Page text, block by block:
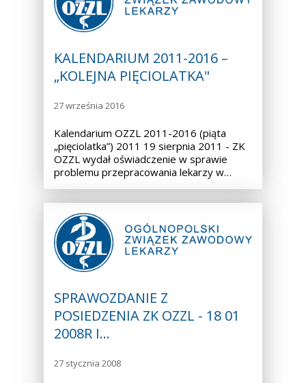
KALENDARIUM 2011-2016 –
„KOLEJNA PIĘCIOLATKA"
27 września 2016
Kalendarium OZZL 2011-2016 (piąta
„pięciolatka”) 2011 19 sierpnia 2011 - ZK
OZZL wydał oświadczenie w sprawie
problemu przepracowania lekarzy w…
SPRAWOZDANIE Z
POSIEDZENIA ZK OZZL - 18 01
2008R I…
27 stycznia 2008